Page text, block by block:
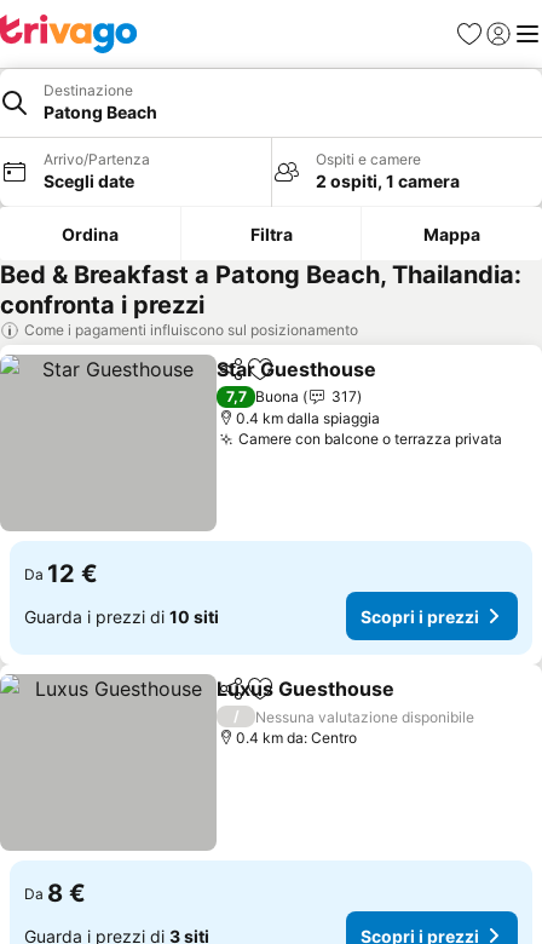
PreferitiAccedi
Destinazione
Patong Beach
Arrivo/Partenza
Scegli date
Ospiti e camere
2 ospiti, 1 camera
Ordina Filtra Mappa
Bed & Breakfast a Patong Beach, Thailandia:
confronta i prezzi
Come i pagamenti influiscono sul posizionamento
CondividiAggiungi ai preferiti
Star Guesthouse
7,7 Buona
317
0.4 km dalla spiaggia
Camere con balcone o terrazza privata
Da 12 €
Guarda i prezzi di 10 siti Scopri i prezzi
CondividiAggiungi ai preferiti
Luxus Guesthouse
/
Nessuna valutazione disponibile
0.4 km da: Centro
Da 8 €
Guarda i prezzi di 3 siti Scopri i prezzi